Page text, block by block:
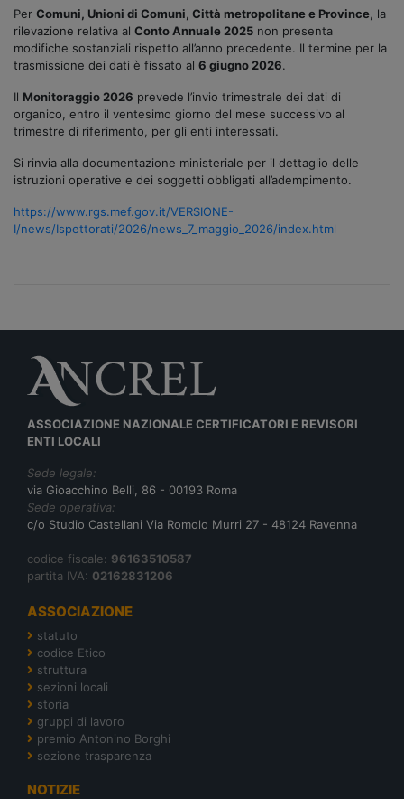
Per Comuni, Unioni di Comuni, Città metropolitane e Province , la
rilevazione relativa al Conto Annuale 2025 non presenta
modifiche sostanziali rispetto all’anno precedente. Il termine per la
trasmissione dei dati è fissato al 6 giugno 2026.
Il Monitoraggio 2026 prevede l’invio trimestrale dei dati di
organico, entro il ventesimo giorno del mese successivo al
trimestre di riferimento, per gli enti interessati.
Si rinvia alla documentazione ministeriale per il dettaglio delle
istruzioni operative e dei soggetti obbligati all’adempimento.
https://www.rgs.mef.gov.it/VERSIONE-
I/news/Ispettorati/2026/news_7_maggio_2026/index.html
ASSOCIAZIONE NAZIONALE CERTIFICATORI E REVISORI
ENTI LOCALI
Sede legale:
via Gioacchino Belli, 86 - 00193 Roma
Sede operativa:
c/o Studio Castellani Via Romolo Murri 27 - 48124 Ravenna
codice fiscale: 96163510587
partita IVA: 02162831206
ASSOCIAZIONE
statuto
codice Etico
struttura
sezioni locali
storia
gruppi di lavoro
premio Antonino Borghi
sezione trasparenza
NOTIZIE